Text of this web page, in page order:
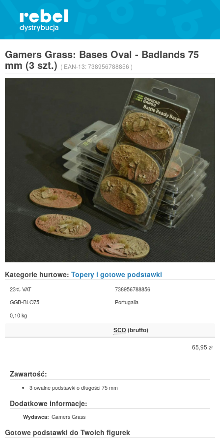
Gamers Grass: Bases Oval - Badlands 75
mm (3 szt.) ( EAN-13:738956788856 )
Kategorie hurtowe: Topery i gotowe podstawki
23% VAT
738956788856
GGB-BLO75
Portugalia
0,10 kg
SCD (brutto)
65,95 zł
Zawartość:
3 owalne podstawki o długości 75 mm
Dodatkowe informacje:
Wydawca: Gamers Grass
Gotowe podstawki do Twoich figurek